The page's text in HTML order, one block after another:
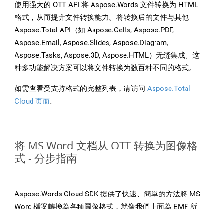
使用强大的 OTT API 将 Aspose.Words 文件转换为 HTML
格式，从而提升文件转换能力。将转换后的文件与其他
Aspose.Total API（如 Aspose.Cells, Aspose.PDF,
Aspose.Email, Aspose.Slides, Aspose.Diagram,
Aspose.Tasks, Aspose.3D, Aspose.HTML）无缝集成。这
种多功能解决方案可以将文件转换为数百种不同的格式。
如需查看受支持格式的完整列表，请访问 Aspose.Total
Cloud 页面。
将 MS Word 文档从 OTT 转换为图像格
式 - 分步指南
Aspose.Words Cloud SDK 提供了快速、簡單的方法將 MS
Word 檔案轉換為各種圖像格式，就像我們上面為 EMF 所